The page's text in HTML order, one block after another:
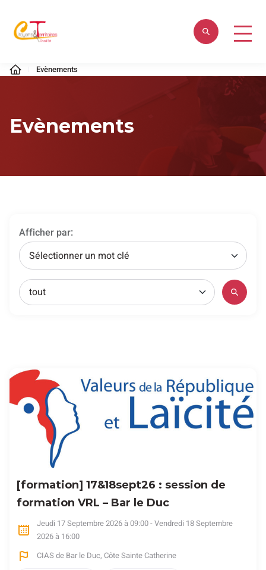
contenu
Citoyens
&
Evènements
Evènements
Afficher par:
Sélectionner un mot clé
[formation] 17&18sept26 : session de
formation VRL – Bar le Duc
Jeudi 17 Septembre 2026 à 09:00 - Vendredi 18 Septembre
2026 à 16:00
CIAS de Bar le Duc, Côte Sainte Catherine